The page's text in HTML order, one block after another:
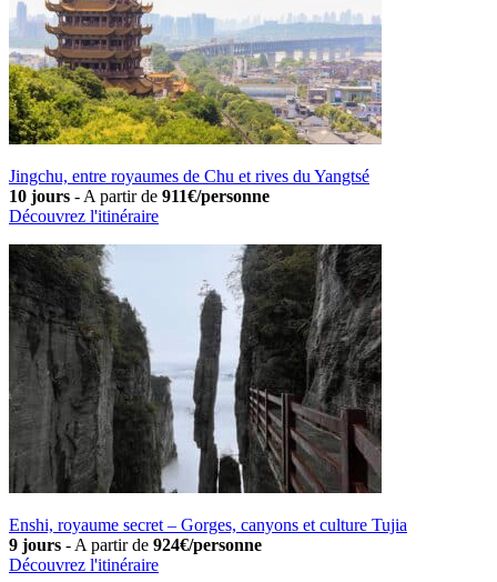
Jingchu, entre royaumes de Chu et rives du Yangtsé
10 jours - A partir de 911€/personne
Découvrez l'itinéraire
Enshi, royaume secret – Gorges, canyons et culture Tujia
9 jours - A partir de 924€/personne
Découvrez l'itinéraire